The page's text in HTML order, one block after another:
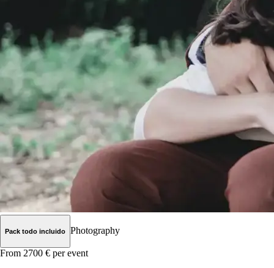
Pack todo incluido Photography
From 2700 € per event